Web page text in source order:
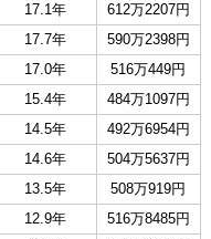
17.1年
612万2207円
17.7年
590万2398円
17.0年
516万449円
15.4年
484万1097円
14.5年
492万6954円
14.6年
504万5637円
13.5年
508万919円
12.9年
516万8485円